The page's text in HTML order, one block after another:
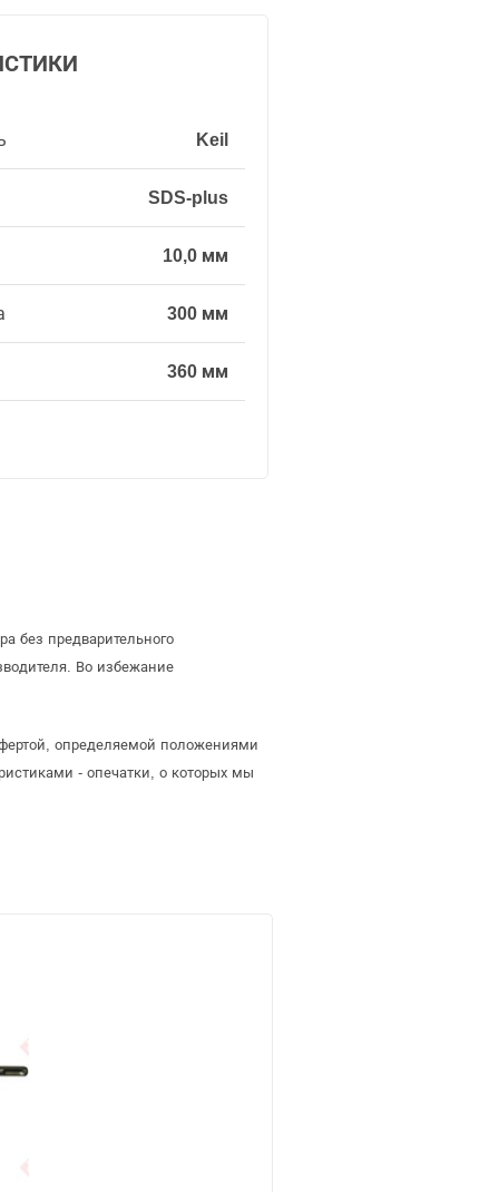
Keil
SDS-plus
10,0 мм
300 мм
360 мм
без предварительного
Во избежание
определяемой положениями
- опечатки, о которых мы